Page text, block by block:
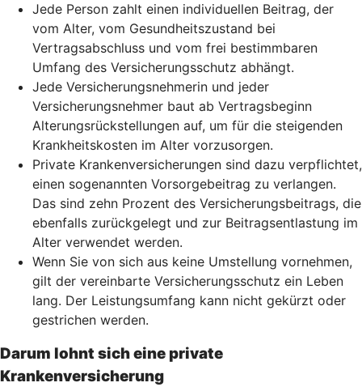
Jede Person zahlt einen individuellen Beitrag, der
vom Alter, vom Gesundheitszustand bei
Vertragsabschluss und vom frei bestimmbaren
Umfang des Versicherungsschutz abhängt.
Jede Versicherungsnehmerin und jeder
Versicherungsnehmer baut ab Vertragsbeginn
Alterungsrückstellungen auf, um für die steigenden
Krankheitskosten im Alter vorzusorgen.
Private Krankenversicherungen sind dazu verpflichtet,
einen sogenannten Vorsorgebeitrag zu verlangen.
Das sind zehn Prozent des Versicherungsbeitrags, die
ebenfalls zurückgelegt und zur Beitragsentlastung im
Alter verwendet werden.
Wenn Sie von sich aus keine Umstellung vornehmen,
gilt der vereinbarte Versicherungsschutz ein Leben
lang. Der Leistungsumfang kann nicht gekürzt oder
gestrichen werden.
Darum lohnt sich eine private
Krankenversicherung